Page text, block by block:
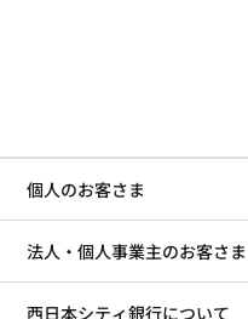
個人のお客さま
法人・個人事業主のお客さま
西日本シティ銀行について